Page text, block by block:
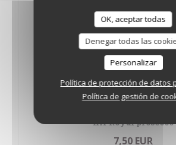
OK, aceptar todas
Denegar todas las
Personalizar
Política de protección de datos
Política de gestión de
6,00 EUR
Martini Rosso
6,00 EUR
Kir
4,50 EUR
Kir Royal prosecco
7,50 EUR